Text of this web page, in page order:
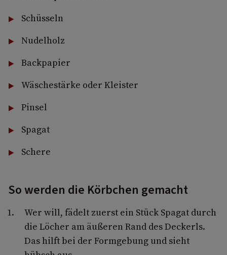
Schüsseln
Nudelholz
Backpapier
Wäschestärke oder Kleister
Pinsel
Spagat
Schere
So werden die Körbchen gemacht
Wer will, fädelt zuerst ein Stück Spagat durch
die Löcher am äußeren Rand des Deckerls.
Das hilft bei der Formgebung und sieht